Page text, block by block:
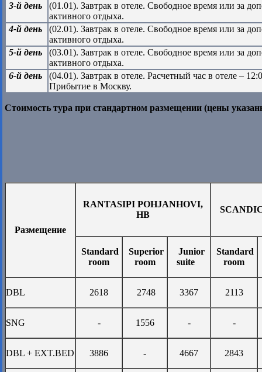
3-й день
(01.01). Завтрак в отеле. Свободное время или за
активного отдыха.
4-й день
(02.01). Завтрак в отеле. Свободное время или за
активного отдыха.
5-й день
(03.01). Завтрак в отеле. Свободное время или за
активного отдыха.
6-й день
(04.01). Завтрак в отеле. Расчетный час в отеле –
Прибытие в Москву.
Стоимость тура при стандартном размещении (цены
Размещение
RANTASIPI POHJANHOVI,
HB
Standard
room
Superior
room
Junior
suite
Standard
room
DBL 2618 2748 3367 2113
SNG - 1556 - -
DBL + EXT.BED 3886 - 4667 2843